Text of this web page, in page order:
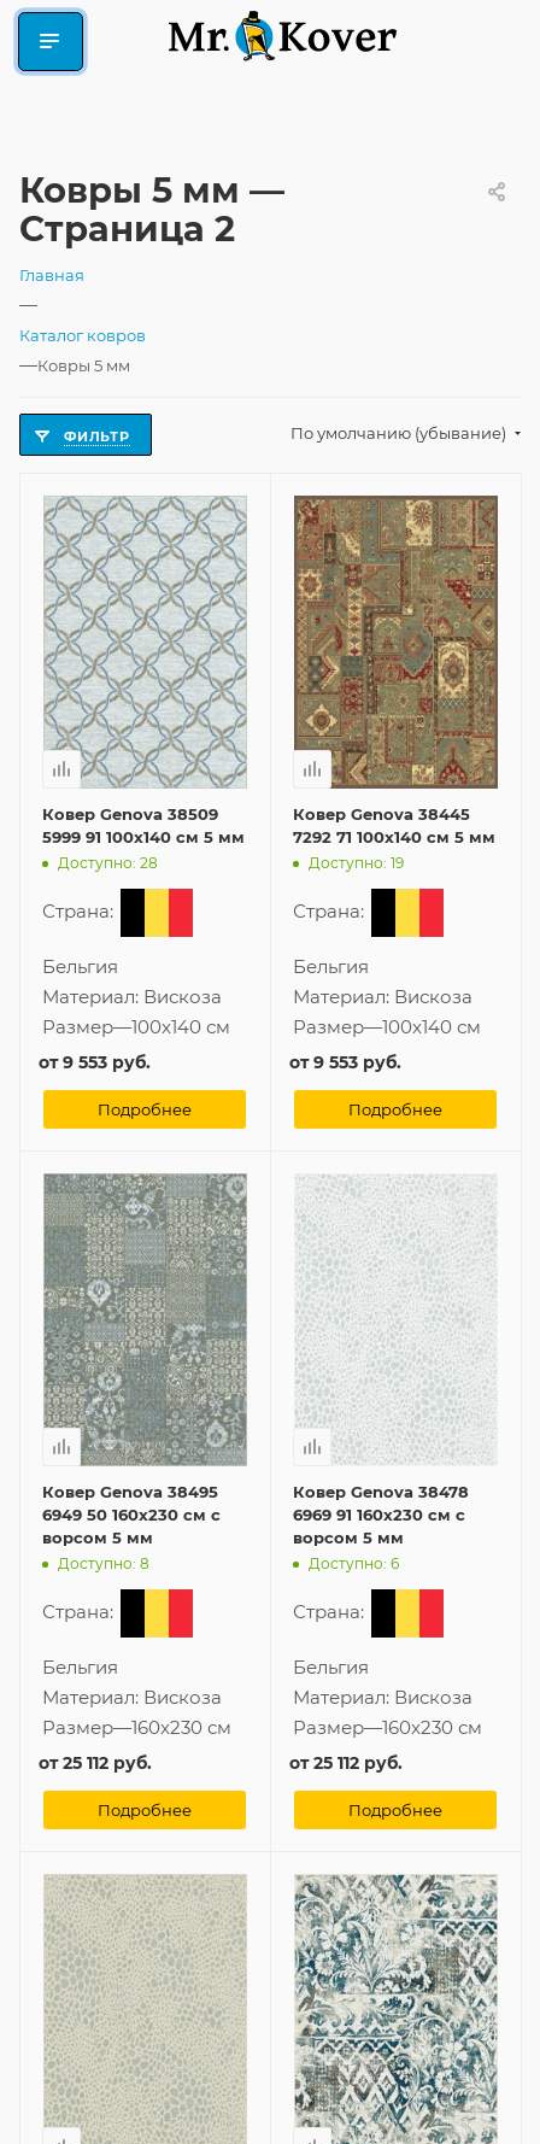
Ковры 5 мм —
Страница 2
Главная
—
Каталог ковров
—Ковры 5 мм
ФИЛЬТР По умолчанию (убывание)
Ковер Genova 38509
5999 91 100x140 см 5 мм
Доступно: 28
Страна:
Бельгия
Материал: Вискоза
Размер—100x140 см
от9 553 руб.
Подробнее
Ковер Genova 38445
7292 71 100x140 см 5 мм
Доступно: 19
Страна:
Бельгия
Материал: Вискоза
Размер—100x140 см
от9 553 руб.
Подробнее
Ковер Genova 38495
6949 50 160x230 см с
ворсом 5 мм
Доступно: 8
Страна:
Бельгия
Материал: Вискоза
Размер—160x230 см
от25 112 руб.
Подробнее
Ковер Genova 38478
6969 91 160x230 см с
ворсом 5 мм
Доступно: 6
Страна:
Бельгия
Материал: Вискоза
Размер—160x230 см
от25 112 руб.
Подробнее